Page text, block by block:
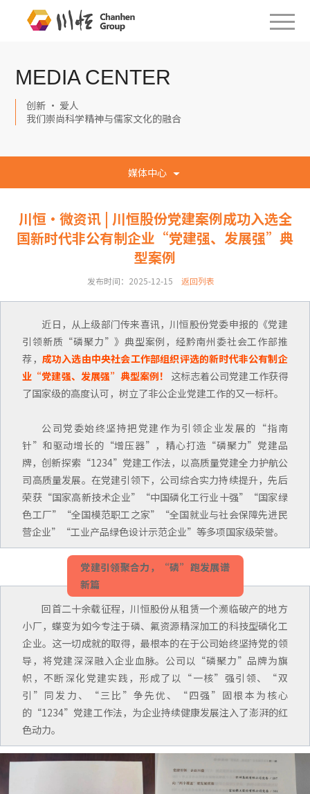
MEDIA CENTER
创新 · 爱人
我们崇尚科学精神与儒家文化的融合
媒体中心
川恒·微资讯 | 川恒股份党建案例成功入选全
国新时代非公有制企业“党建强、发展强”典
型案例
发布时间：2025-12-15 返回列表
近日，从上级部门传来喜讯，川恒股份党委申报的《党建
引领新质“磷聚力”》典型案例，经黔南州委社会工作部推
荐， 成功入选由中央社会工作部组织评选的新时代非公有制企
业“党建强、发展强”典型案例！
这标志着公司党建工作获得
了国家级的高度认可，树立了非公企业党建工作的又一标杆。
公司党委始终坚持把党建作为引领企业发展的“指南
针”和驱动增长的“增压器”，精心打造“磷聚力”党建品
牌，创新探索“1234”党建工作法，以高质量党建全力护航公
司高质量发展。在党建引领下，公司综合实力持续提升，先后
荣获“国家高新技术企业”“中国磷化工行业十强”“国家绿
色工厂”“全国模范职工之家”“全国就业与社会保障先进民
营企业”“工业产品绿色设计示范企业”等多项国家级荣誉。
党建引领聚合力，“磷”跑发展谱
新篇
回首二十余载征程，川恒股份从租赁一个濒临破产的地方
小厂，蝶变为如今专注于磷、氟资源精深加工的科技型磷化工
企业。这一切成就的取得，最根本的在于公司始终坚持党的领
导，将党建深深融入企业血脉。公司以“磷聚力”品牌为旗
帜，不断深化党建实践，形成了以“一核”强引领、“双
引”同发力、“三比”争先优、“四强”固根本为核心
的“1234” 党建工作法，为企业持续健康发展注入了澎湃的红
色动力。